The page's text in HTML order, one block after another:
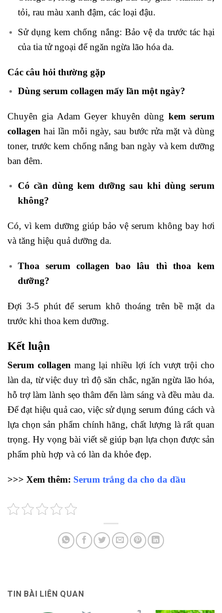
tỏi, rau màu xanh đậm, các loại đậu.
Sử dụng kem chống nắng: Bảo vệ da trước tác hại
của tia tử ngoại để ngăn ngừa lão hóa da.
Các câu hỏi thường gặp
Dùng serum collagen mấy lần một ngày?
Chuyên gia Adam Geyer khuyên dùng kem serum
collagen hai lần mỗi ngày, sau bước rửa mặt và dùng
toner, trước kem chống nắng ban ngày và kem dưỡng
ban đêm.
Có cần dùng kem dưỡng sau khi dùng serum
không?
Có, vì kem dưỡng giúp bảo vệ serum không bay hơi
và tăng hiệu quả dưỡng da.
Thoa serum collagen bao lâu thì thoa kem
dưỡng?
Đợi 3-5 phút để serum khô thoáng trên bề mặt da
trước khi thoa kem dưỡng.
Kết luận
Serum collagenmang lại nhiều lợi ích vượt trội cho
làn da, từ việc duy trì độ săn chắc, ngăn ngừa lão hóa,
hỗ trợ làm lành sẹo thâm đến làm sáng và đều màu da.
Để đạt hiệu quả cao, việc sử dụng serum đúng cách và
lựa chọn sản phẩm chính hãng, chất lượng là rất quan
trọng. Hy vọng bài viết sẽ giúp bạn lựa chọn được sản
phẩm phù hợp và có làn da khỏe đẹp.
>>> Xem thêm: Serum trắng da cho da dầu
TIN BÀI LIÊN QUAN